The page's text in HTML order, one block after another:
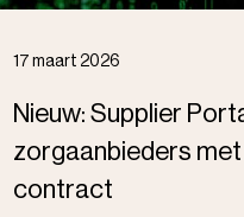
17 maart 2026
Nieuw: Supplier
zorgaanbieders met
contract